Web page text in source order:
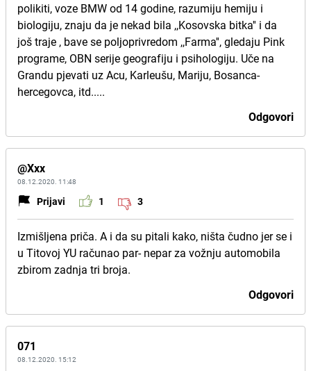
polikiti, voze BMW od 14 godine, razumiju hemiju i
biologiju, znaju da je nekad bila ,,Kosovska bitka'' i da
još traje , bave se poljoprivredom ,,Farma'', gledaju Pink
programe, OBN serije geografiju i psihologiju. Uče na
Grandu pjevati uz Acu, Karleušu, Mariju, Bosanca-
hercegovca, itd.....
Odgovori
@Xxx
08.12.2020. 11:48
Prijavi 1 3
Izmišljena priča. A i da su pitali kako, ništa čudno jer se i
u Titovoj YU računao par- nepar za vožnju automobila
zbirom zadnja tri broja.
Odgovori
071
08.12.2020. 15:12